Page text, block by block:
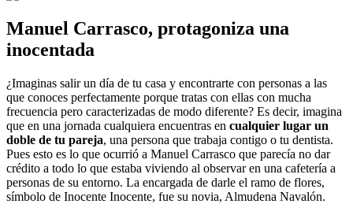
Manuel Carrasco, protagoniza una
inocentada
¿Imaginas salir un día de tu casa y encontrarte con personas a las
que conoces perfectamente porque tratas con ellas con mucha
frecuencia pero caracterizadas de modo diferente? Es decir, imagina
que en una jornada cualquiera encuentras en cualquier lugar un
doble de tu pareja, una persona que trabaja contigo o tu dentista.
Pues esto es lo que ocurrió a Manuel Carrasco que parecía no dar
crédito a todo lo que estaba viviendo al observar en una cafetería a
personas de su entorno. La encargada de darle el ramo de flores,
símbolo de Inocente Inocente, fue su novia, Almudena Navalón.